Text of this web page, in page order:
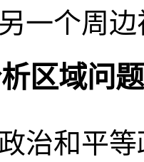
一个周
区域问题
治和平